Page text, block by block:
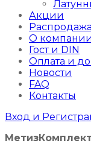
Акции
Распродажа
О компании
Гост и DIN
Оплата и
Новости
FAQ
Контакты
Вход и